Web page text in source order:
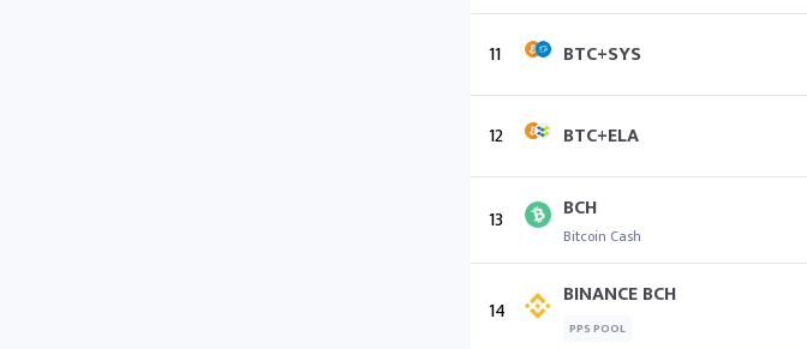
11 BTC+SYS
12 BTC+ELA
13 BCH
Bitcoin Cash
14 BINANCE BCH
PPS POOL